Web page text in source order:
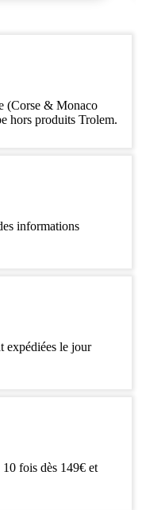
(Corse & Monaco
hors produits Trolem.
informations
expédiées le jour
fois dès 149€ et